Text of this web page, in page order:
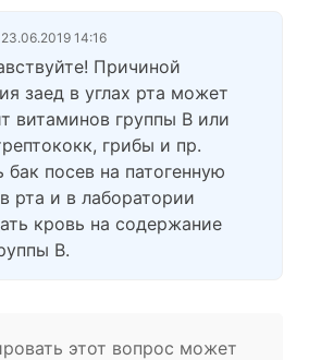
14:16
Причиной
заед в углах рта может
витаминов группы В или
грибы и пр.
посев на патогенную
рта и в лаборатории
кровь на содержание
В.
этот вопрос может